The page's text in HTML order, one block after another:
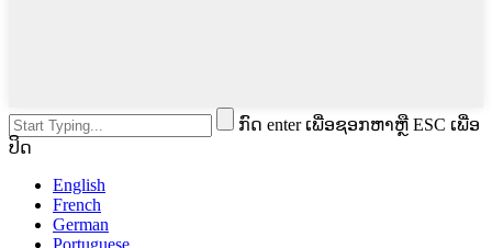
ກົດ enter ເພື່ອຊອກຫາຫຼື ESC ເພື່ອ
ປິດ
English
French
German
Portuguese